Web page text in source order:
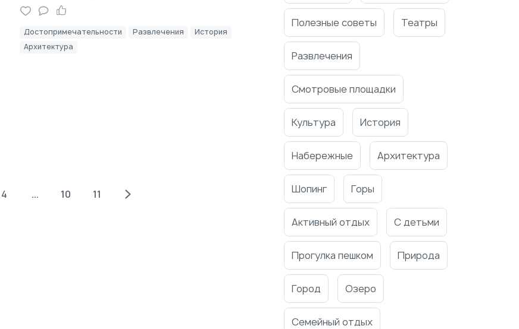
Достопримечательности Развлечения
История
Архитектура
4 ... 10 11
Полезные советы Театры
Развлечения
Смотровые площадки
Культура История
Набережные Архитектура
Шопинг Горы
Активный отдых С детьми
Прогулка пешком Природа
Город Озеро
Семейный отдых